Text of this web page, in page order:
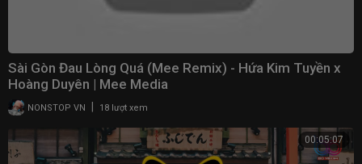
Sài Gòn Đau Lòng Quá (Mee Remix) - Hứa Kim Tuyền x
Hoàng Duyên | Mee Media
NONSTOP VN | 18 lượt xem
00:05:07